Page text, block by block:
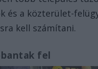
és a közterület-
kell számítani.
fel